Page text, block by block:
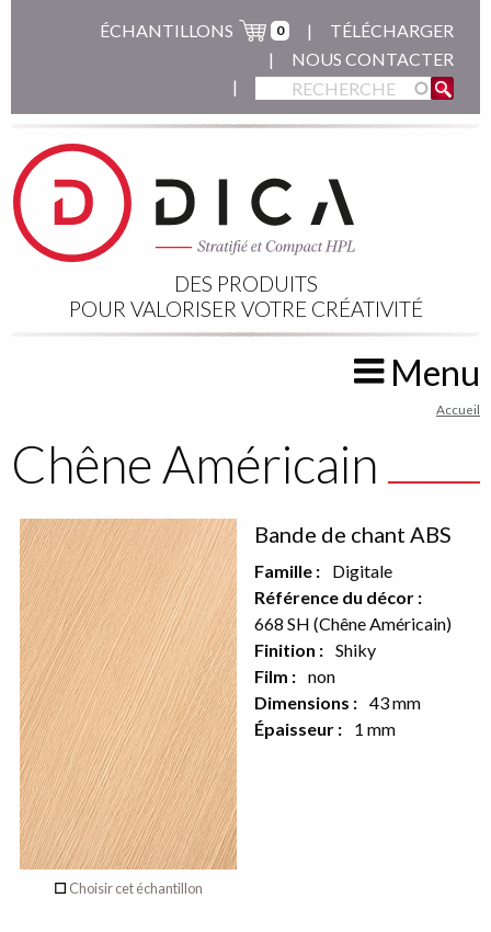
ÉCHANTILLONS 0
TÉLÉCHARGER
NOUS CONTACTER
DES PRODUITS
POUR VALORISER VOTRE CRÉATIVITÉ
Menu
are
here
Accueil
Chêne Américain
Décor
recto
Aucun décor
sur le verso de
ce produit
Choisir cet échantillon
Bande de chant ABS
Famille :
Digitale
Référence du décor :
668 SH (Chêne Américain)
Finition : Shiky
Film : non
Dimensions : 43 mm
Épaisseur :
1 mm